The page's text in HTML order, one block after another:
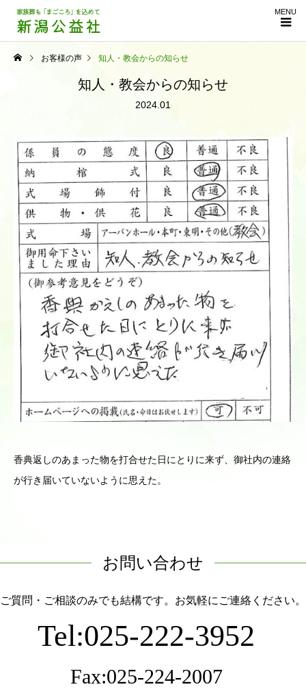
MENU
お客様の声 知人・教会からの知らせ
知人・教会からの知らせ
2024.01
香典返しのあまった物を打合せた日にとりに来ず、御社内の連絡
が行き届いていないように思えた。
お問い合わせ
ご質問・ご相談のみでも結構です。お気軽にご連絡ください。
Tel:025-222-3952
Fax:025-224-2007